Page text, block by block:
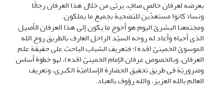
بعرضه لعرفان خالصٍ صافٍ، یربّی من خلال هذا العرفان رجالًا
ونساءً کانوا مستعدّین للتضحیة بجمیع ما یملکون.
ومجتمعنا البشریّ الیوم هو أحوج ما یکون إلى هذا العرفان الأصیل
الذی أحیاه وأعاد له روحه السیّد الراحل العارف بالطریق روح الله
الموسویّ الخمینیّ (قده)؛ فتعریف الشباب الباحث على حقیقة علم
العرفان، وبالخصوص عرفان الإمام الخمینیّ (قده)، لهو خطوة أساس
وضروریّة فی طریق تحقیق الحضارة الإسلامیّة الکبرى، وتعریف
العالم بالله العزیز، والله رؤوف بالعباد.